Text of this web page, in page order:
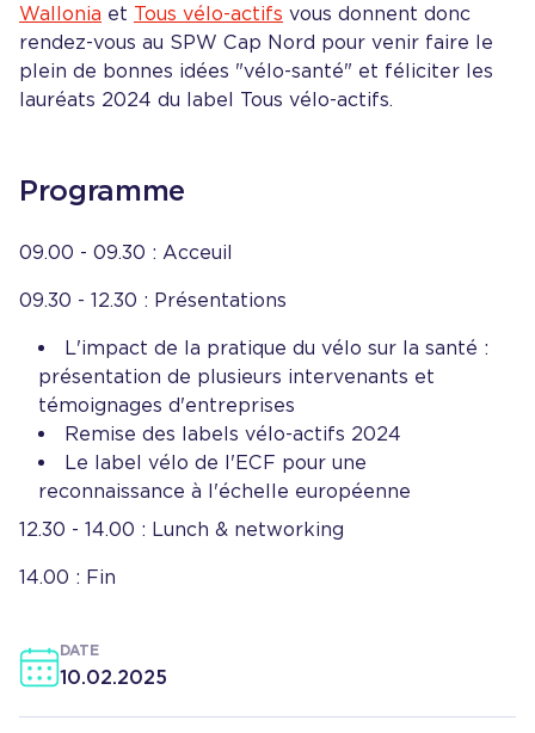
DATE
10.02.2025
Wallonia et Tous vélo-actifs vous donnent donc
rendez-vous au SPW Cap Nord pour venir faire le
plein de bonnes idées "vélo-santé" et féliciter les
lauréats 2024 du label Tous vélo-actifs.
Programme
09.00 - 09.30 : Acceuil
09.30 - 12.30 : Présentations
L'impact de la pratique du vélo sur la santé :
présentation de plusieurs intervenants et
témoignages d'entreprises
Remise des labels vélo-actifs 2024
Le label vélo de l'ECF pour une
reconnaissance à l'échelle européenne
12.30 - 14.00 : Lunch & networking
14.00 : Fin